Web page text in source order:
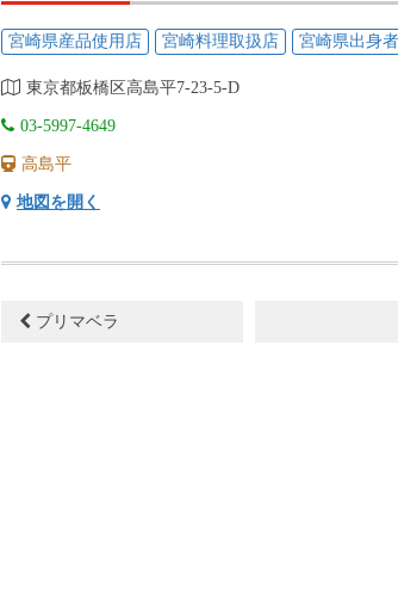
宮崎県産品使用店 宮崎料理取扱店 宮崎県出身
東京都板橋区高島平7-23-5-D
03-5997-4649
高島平
地図を開く
プリマベラ